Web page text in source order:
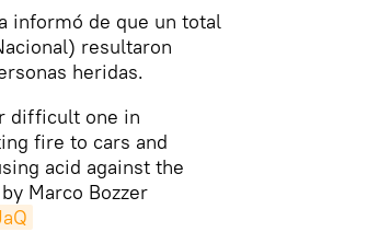
informó de que un total
resultaron
heridas.
difficult one in
fire to cars and
acid against the
Marco Bozzer